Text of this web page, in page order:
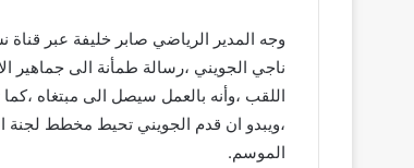
وجه المدير الرياضي صابر خليفة عبر قناة
ناجي الجويني ،رسالة طمأنة الى جماهير
اللقب ،وأنه بالعمل سيصل الى مبتغاه
،ويبدو ان قدم الجويني تحيط مخطط لجنة
الموسم.